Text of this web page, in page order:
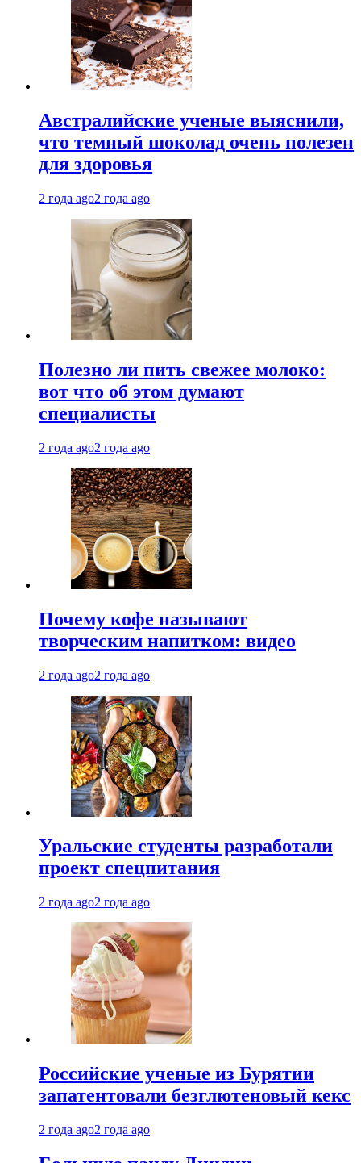
Австралийские ученые выяснили,
что темный шоколад очень полезен
для здоровья
2 года ago2 года ago
Полезно ли пить свежее молоко:
вот что об этом думают
специалисты
2 года ago2 года ago
Почему кофе называют
творческим напитком: видео
2 года ago2 года ago
Уральские студенты разработали
проект спецпитания
2 года ago2 года ago
Российские ученые из Бурятии
запатентовали безглютеновый кекс
2 года ago2 года ago